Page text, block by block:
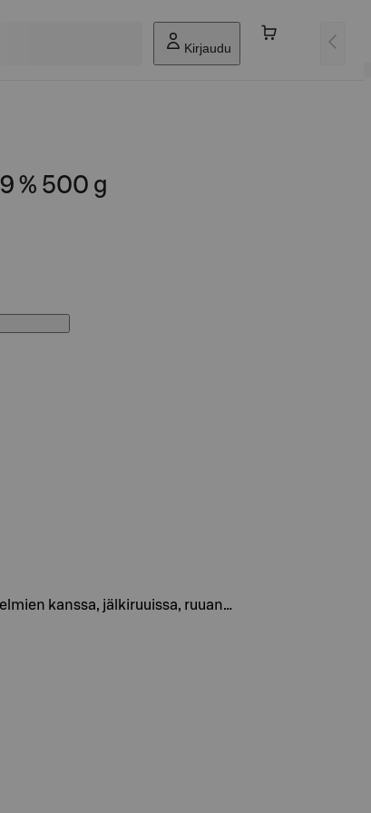
Kirjaudu
% 500 g
kanssa, jälkiruuissa, ruuan…